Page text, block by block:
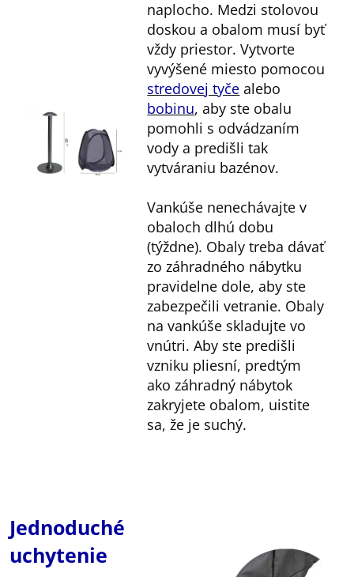
naplocho. Medzi stolovou
doskou a obalom musí byť
vždy priestor. Vytvorte
vyvýšené miesto pomocou
stredovej tyče alebo
bobinu, aby ste obalu
pomohli s odvádzaním
vody a predišli tak
vytváraniu bazénov.
Vankúše nenechávajte v
obaloch dlhú dobu
(týždne). Obaly treba dávať
zo záhradného nábytku
pravidelne dole, aby ste
zabezpečili vetranie. Obaly
na vankúše skladujte vo
vnútri. Aby ste predišli
vzniku pliesní, predtým
ako záhradný nábytok
zakryjete obalom, uistite
sa, že je suchý.
Jednoduché
uchytenie